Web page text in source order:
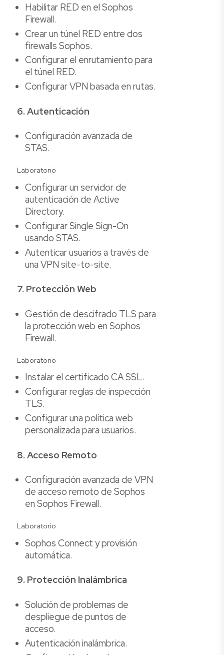
Habilitar RED en el Sophos
Firewall.
Crear un túnel RED entre dos
firewalls Sophos.
Configurar el enrutamiento para
el túnel RED.
Configurar VPN basada en rutas.
6. Autenticación
Configuración avanzada de
STAS.
Laboratorio
Configurar un servidor de
autenticación de Active
Directory.
Configurar Single Sign-On
usando STAS.
Autenticar usuarios a través de
una VPN site-to-site.
7. Protección Web
Gestión de descifrado TLS para
la protección web en Sophos
Firewall.
Laboratorio
Instalar el certificado CA SSL.
Configurar reglas de inspección
TLS.
Configurar una política web
personalizada para usuarios.
8. Acceso Remoto
Configuración avanzada de VPN
de acceso remoto de Sophos
en Sophos Firewall.
Laboratorio
Sophos Connect y provisión
automática.
9. Protección Inalámbrica
Solución de problemas de
despliegue de puntos de
acceso.
Autenticación inalámbrica.